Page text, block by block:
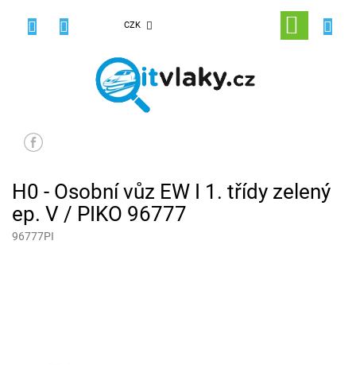
CZK
NÁKUPNÍ
KOŠÍK
H0 - Osobní vůz EW I 1. třídy zelený
ep. V / PIKO 96777
96777PI